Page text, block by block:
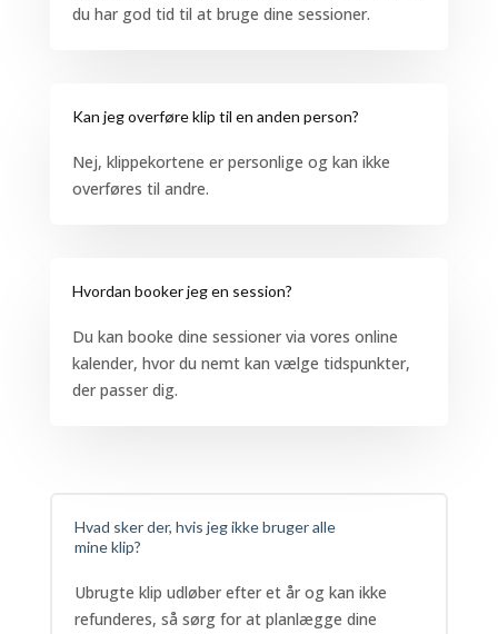
du har god tid til at bruge dine sessioner.
Kan jeg overføre klip til en anden person?
Nej, klippekortene er personlige og kan ikke
overføres til andre.
Hvordan booker jeg en session?
Du kan booke dine sessioner via vores online
kalender, hvor du nemt kan vælge tidspunkter,
der passer dig.
Hvad sker der, hvis jeg ikke bruger alle
mine klip?
Ubrugte klip udløber efter et år og kan ikke
refunderes, så sørg for at planlægge dine